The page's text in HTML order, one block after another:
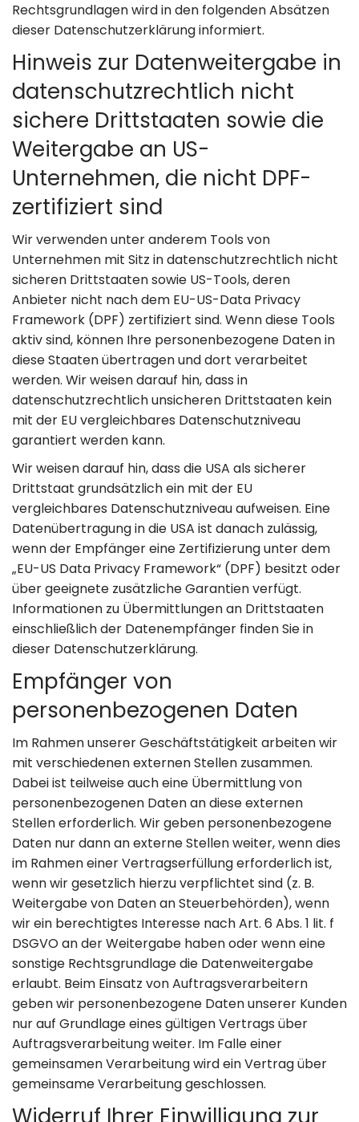
Rechtsgrundlagen wird in den folgenden Absätzen
dieser Datenschutzerklärung informiert.
Hinweis zur Datenweitergabe in
datenschutzrechtlich nicht
sichere Drittstaaten sowie die
Weitergabe an US-
Unternehmen, die nicht DPF-
zertifiziert sind
Wir verwenden unter anderem Tools von
Unternehmen mit Sitz in datenschutzrechtlich nicht
sicheren Drittstaaten sowie US-Tools, deren
Anbieter nicht nach dem EU-US-Data Privacy
Framework (DPF) zertifiziert sind. Wenn diese Tools
aktiv sind, können Ihre personenbezogene Daten in
diese Staaten übertragen und dort verarbeitet
werden. Wir weisen darauf hin, dass in
datenschutzrechtlich unsicheren Drittstaaten kein
mit der EU vergleichbares Datenschutzniveau
garantiert werden kann.
Wir weisen darauf hin, dass die USA als sicherer
Drittstaat grundsätzlich ein mit der EU
vergleichbares Datenschutzniveau aufweisen. Eine
Datenübertragung in die USA ist danach zulässig,
wenn der Empfänger eine Zertifizierung unter dem
„EU-US Data Privacy Framework“ (DPF) besitzt oder
über geeignete zusätzliche Garantien verfügt.
Informationen zu Übermittlungen an Drittstaaten
einschließlich der Datenempfänger finden Sie in
dieser Datenschutzerklärung.
Empfänger von
personenbezogenen Daten
Im Rahmen unserer Geschäftstätigkeit arbeiten wir
mit verschiedenen externen Stellen zusammen.
Dabei ist teilweise auch eine Übermittlung von
personenbezogenen Daten an diese externen
Stellen erforderlich. Wir geben personenbezogene
Daten nur dann an externe Stellen weiter, wenn dies
im Rahmen einer Vertragserfüllung erforderlich ist,
wenn wir gesetzlich hierzu verpflichtet sind (z. B.
Weitergabe von Daten an Steuerbehörden), wenn
wir ein berechtigtes Interesse nach Art. 6 Abs. 1 lit. f
DSGVO an der Weitergabe haben oder wenn eine
sonstige Rechtsgrundlage die Datenweitergabe
erlaubt. Beim Einsatz von Auftragsverarbeitern
geben wir personenbezogene Daten unserer Kunden
nur auf Grundlage eines gültigen Vertrags über
Auftragsverarbeitung weiter. Im Falle einer
gemeinsamen Verarbeitung wird ein Vertrag über
gemeinsame Verarbeitung geschlossen.